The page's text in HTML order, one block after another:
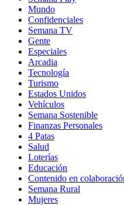
Mundo
Confidenciales
Semana TV
Gente
Especiales
Arcadia
Tecnología
Turismo
Estados Unidos
Vehículos
Semana Sostenible
Finanzas Personales
4 Patas
Salud
Loterías
Educación
Contenido en
Semana Rural
Mujeres